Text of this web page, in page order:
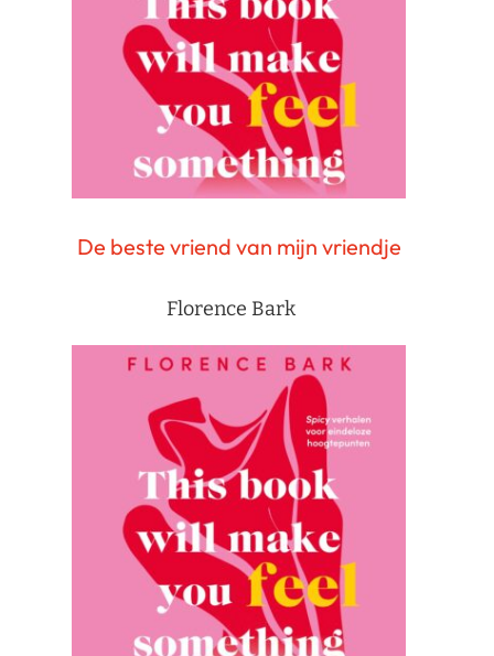
De beste vriend van mijn vriendje
Florence Bark